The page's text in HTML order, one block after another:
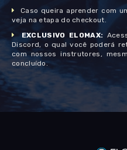
Caso queira aprender com
veja na etapa do checkout.
EXCLUSIVO ELOMAX:
Discord, o qual você poderá
com nossos instrutores,
concluído.